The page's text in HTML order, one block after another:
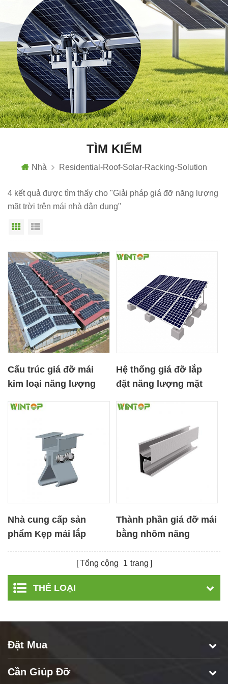
TÌM KIẾM
Nhà Residential-Roof-Solar-Racking-Solution
4 kết quả được tìm thấy cho "Giải pháp giá đỡ năng lượng
mặt trời trên mái nhà dân dụng"
Chế độ hiển thị theo ô
Cấu trúc giá đỡ mái
kim loại năng lượng
Hệ thống giá đỡ lắp
đặt năng lượng mặt
Nhà cung cấp sản
phẩm Kẹp mái lắp
Thành phần giá đỡ mái
bằng nhôm năng
Tổng cộng 1 trang
THỂ LOẠI
Đặt Mua
Cần Giúp Đỡ